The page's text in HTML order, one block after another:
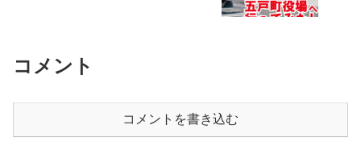
コメント
コメントを書き込む